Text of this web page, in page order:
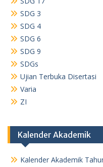
SDG 3
SDG 4
SDG 6
SDG 9
SDGs
Ujian Terbuka Disertasi
Varia
ZI
Kalender Akademik
Kalender Akademik